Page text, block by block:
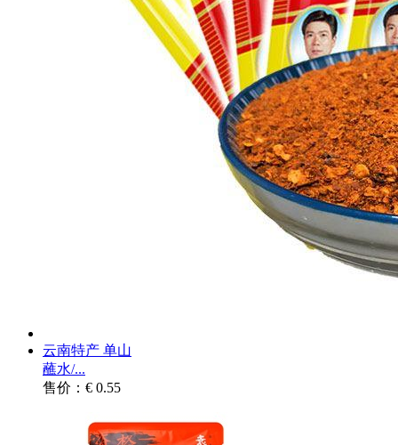
云南特产 单山
蘸水/...
售价：€ 0.55